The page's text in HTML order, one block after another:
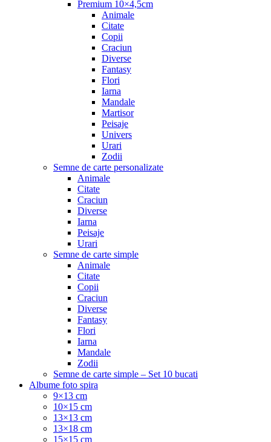
Premium 10×4,5cm
Animale
Citate
Copii
Craciun
Diverse
Fantasy
Flori
Iarna
Mandale
Martisor
Peisaje
Univers
Urari
Zodii
Semne de carte personalizate
Animale
Citate
Craciun
Diverse
Iarna
Peisaje
Urari
Semne de carte simple
Animale
Citate
Copii
Craciun
Diverse
Fantasy
Flori
Iarna
Mandale
Zodii
Semne de carte simple – Set 10 bucati
Albume foto spira
9×13 cm
10×15 cm
13×13 cm
13×18 cm
15×15 cm